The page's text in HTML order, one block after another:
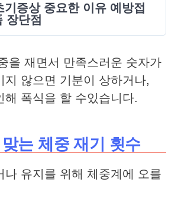
기증상 중요한 이유 예방접
장단점
을 재면서 만족스러운 숫자가
지 않으면 기분이 상하거나,
해 폭식을 할 수있습니다.
는 체중 재기 횟수
나 유지를 위해 체중계에 오를